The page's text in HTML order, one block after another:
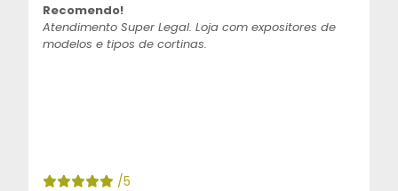
Recomendo!
Atendimento Super Legal. Loja com expositores de
modelos e tipos de cortinas.
/5